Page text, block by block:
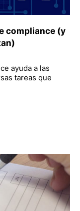
compliance (y
ayuda a las
tareas que